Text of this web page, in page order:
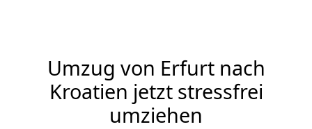
Umzug von Erfurt nach
Kroatien jetzt stressfrei
umziehen